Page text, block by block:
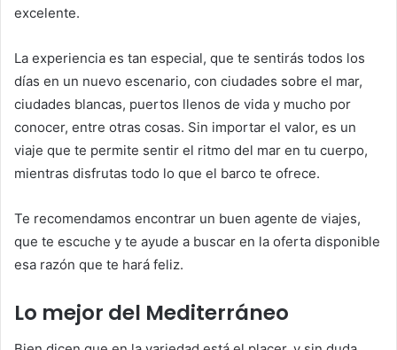
excelente.
La experiencia es tan especial, que te sentirás todos los
días en un nuevo escenario, con ciudades sobre el mar,
ciudades blancas, puertos llenos de vida y mucho por
conocer, entre otras cosas. Sin importar el valor, es un
viaje que te permite sentir el ritmo del mar en tu cuerpo,
mientras disfrutas todo lo que el barco te ofrece.
Te recomendamos encontrar un buen agente de viajes,
que te escuche y te ayude a buscar en la oferta disponible
esa razón que te hará feliz.
Lo mejor del Mediterráneo